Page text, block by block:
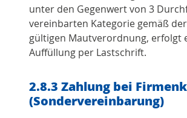
unter den Gegenwert von 3
vereinbarten Kategorie gemäß
gültigen Mautverordnung, erfolgt
Auffüllung per Lastschrift.
2.8.3 Zahlung bei
(Sondervereinbarung)